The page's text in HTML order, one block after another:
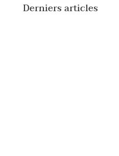
Derniers articles